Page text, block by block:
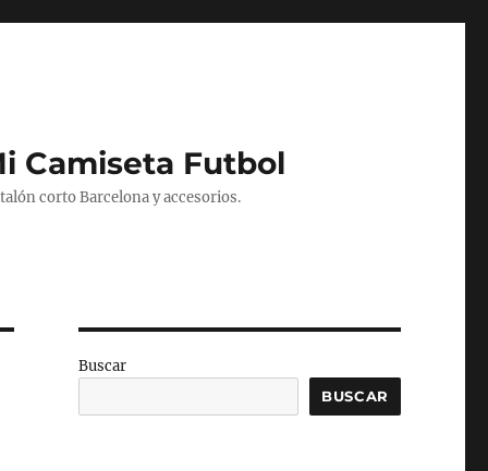
Camiseta Futbol
corto Barcelona y accesorios.
Buscar
BUSCAR